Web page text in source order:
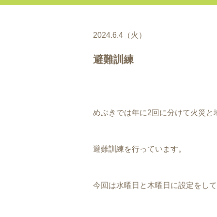
2024.6.4（火）
避難訓練
めぶきでは年に2回に分けて火災と
避難訓練を行っています。
今回は水曜日と木曜日に設定をして